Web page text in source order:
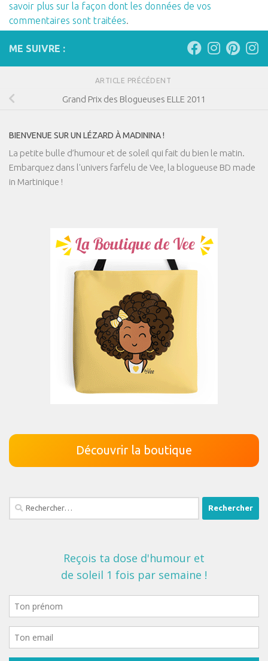
savoir plus sur la façon dont les données de vos
commentaires sont traitées.
ME SUIVRE :
ARTICLE PRÉCÉDENT
Grand Prix des Blogueuses ELLE 2011
BIENVENUE SUR UN LÉZARD À MADININA !
La petite bulle d’humour et de soleil qui fait du bien le matin.
Embarquez dans l'univers farfelu de Vee, la blogueuse BD made
in Martinique !
Découvrir la boutique
Rechercher :